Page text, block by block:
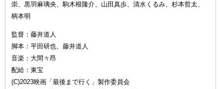
崇、黒羽麻璃央、駒木根隆介、山田真歩、清水くるみ、杉本哲太、
柄本明
監督：藤井道人
脚本：平田研也、藤井道人
音楽：大間々昂
配給：東宝
(C)2023映画「最後まで行く」製作委員会